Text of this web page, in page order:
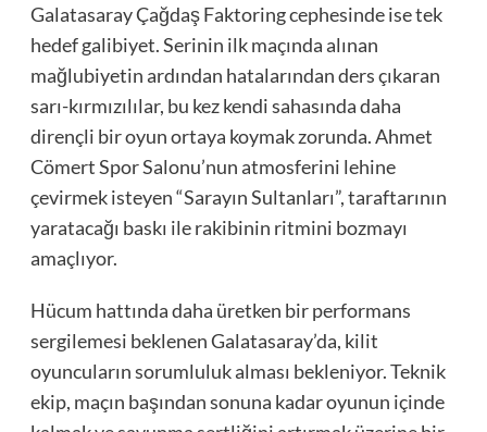
Galatasaray Çağdaş Faktoring cephesinde ise tek
hedef galibiyet. Serinin ilk maçında alınan
mağlubiyetin ardından hatalarından ders çıkaran
sarı-kırmızılılar, bu kez kendi sahasında daha
dirençli bir oyun ortaya koymak zorunda. Ahmet
Cömert Spor Salonu’nun atmosferini lehine
çevirmek isteyen “Sarayın Sultanları”, taraftarının
yaratacağı baskı ile rakibinin ritmini bozmayı
amaçlıyor.
Hücum hattında daha üretken bir performans
sergilemesi beklenen Galatasaray’da, kilit
oyuncuların sorumluluk alması bekleniyor. Teknik
ekip, maçın başından sonuna kadar oyunun içinde